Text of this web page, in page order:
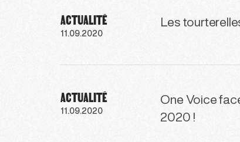
ACTUALITÉ
11.09.2020
Les
ACTUALITÉ
11.09.2020
One Voice
2020 !